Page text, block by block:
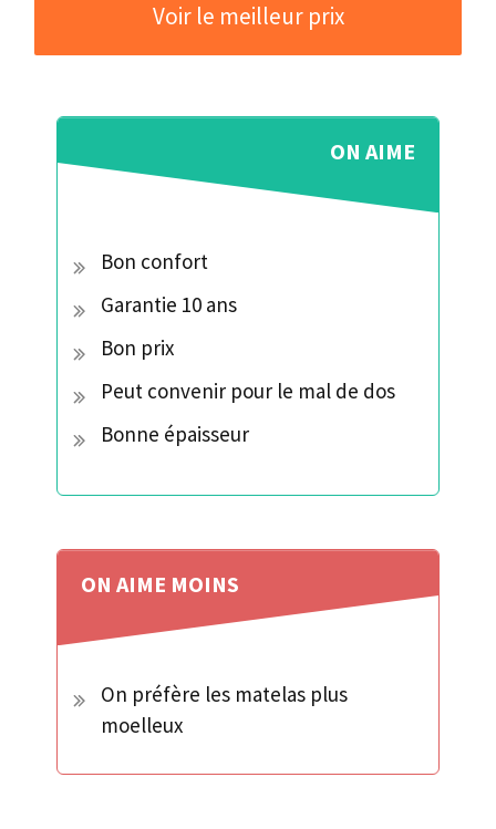
Voir le meilleur prix
ON AIME
Bon confort
Garantie 10 ans
Bon prix
Peut convenir pour le mal de dos
Bonne épaisseur
ON AIME MOINS
On préfère les matelas plus
moelleux